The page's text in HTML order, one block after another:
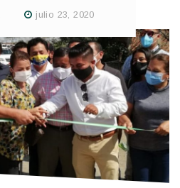
julio 23, 2020